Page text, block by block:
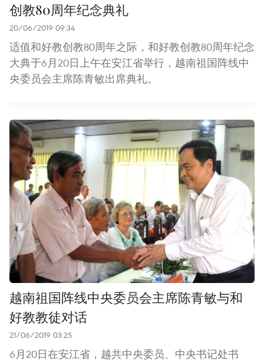
创教80周年纪念典礼
20/06/2019 09:34
适值和好教创教80周年之际，和好教创教80周年纪念
大典于6月20日上午在安江省举行，越南祖国阵线中
央委员会主席陈青敏出席典礼。
越南祖国阵线中央委员会主席陈青敏与和
好教教徒对话
21/06/2019 03:25
6月20日在安江省，越共中央委员、中央书记处书